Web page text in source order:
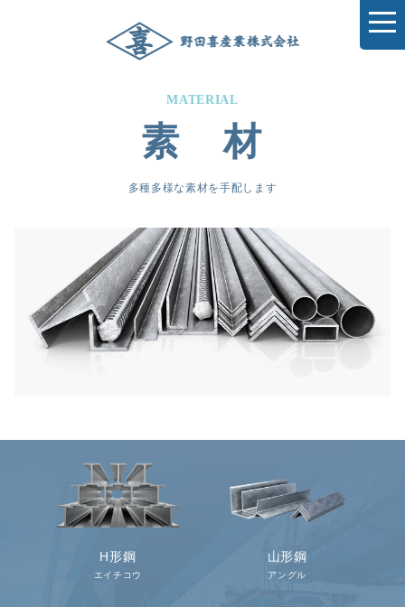
MATERIAL
素 材
多種多様な素材を手配します
H形鋼
エイチコウ
山形鋼
アングル